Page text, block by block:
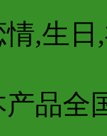
,生日
品全